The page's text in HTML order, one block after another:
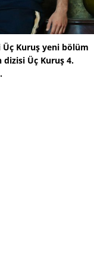
Üç Kuruş yeni bölüm
Üç Kuruş 4.